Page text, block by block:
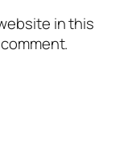
in this